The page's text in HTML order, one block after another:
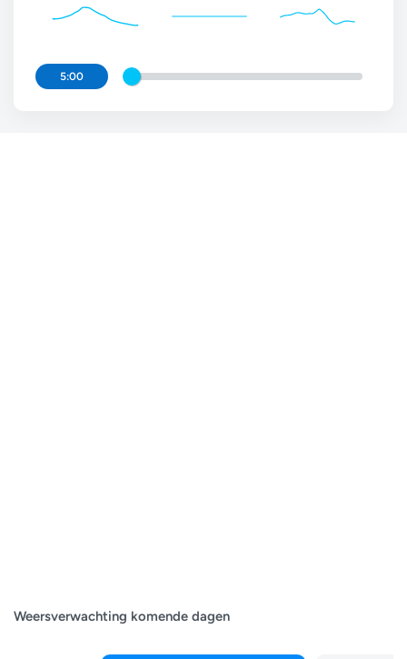
5:00
Weersverwachting komende dagen